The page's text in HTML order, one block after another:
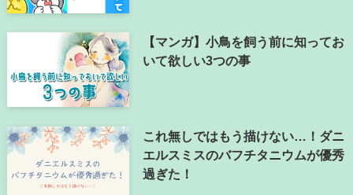
【マンガ】小鳥を飼う前に知ってお
いて欲しい3つの事
これ無しではもう描けない…！ダニ
エルスミスのバフチタニウムが優秀
過ぎた！